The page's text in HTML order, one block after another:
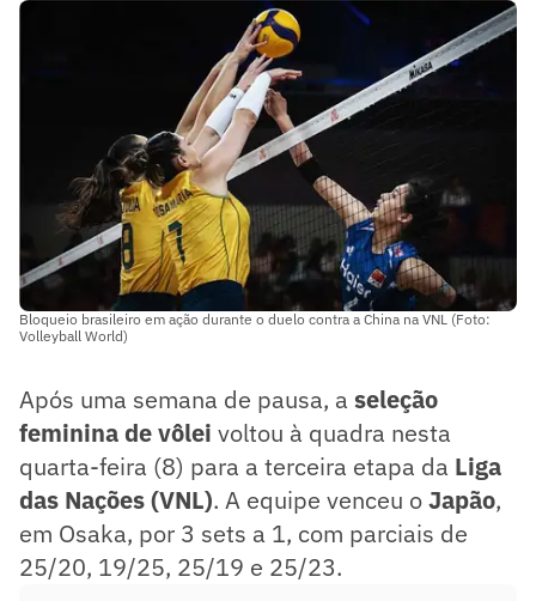
Bloqueio brasileiro em ação durante o duelo contra a China na VNL (Foto:
Volleyball World)
Após uma semana de pausa, a seleção
feminina de vôlei voltou à quadra nesta
quarta-feira (8) para a terceira etapa da Liga
das Nações (VNL). A equipe venceu oJapão,
em Osaka, por 3 sets a 1, com parciais de
25/20, 19/25, 25/19 e 25/23.